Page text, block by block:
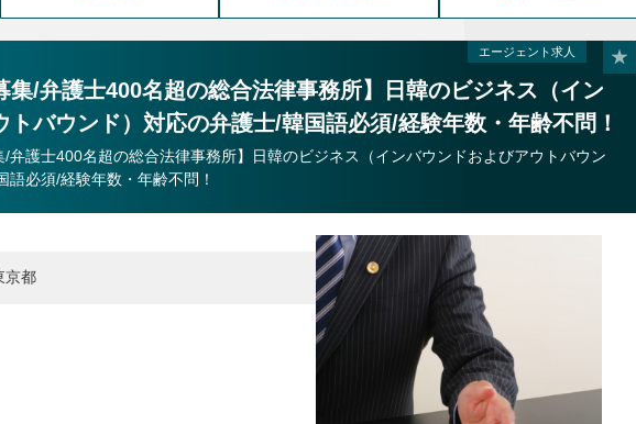
エージェント求人
集/弁護士400名超の総合法律事務所】日韓のビジネス（イン
トバウンド）対応の弁護士/韓国語必須/経験年数・年齢不問！
/弁護士400名超の総合法律事務所】日韓のビジネス（インバウンドおよびアウトバウン
語必須/経験年数・年齢不問！
京都